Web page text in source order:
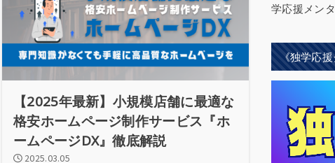
【2025年最新】小規模店舗に最適な
格安ホームページ制作サービス『ホ
ームページDX』徹底解説
2025.03.05
学応援メン
《独学応